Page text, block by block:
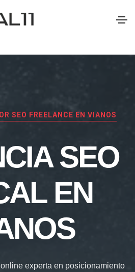
FREELANCE EN VIANOS
SEO
EN
experta en posicionamiento